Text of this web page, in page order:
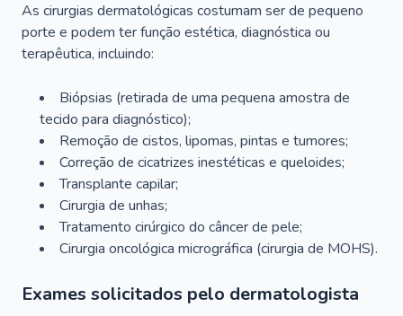
As cirurgias dermatológicas costumam ser de pequeno
porte e podem ter função estética, diagnóstica ou
terapêutica, incluindo:
Biópsias (retirada de uma pequena amostra de
tecido para diagnóstico);
Remoção de cistos, lipomas, pintas e tumores;
Correção de cicatrizes inestéticas e queloides;
Transplante capilar;
Cirurgia de unhas;
Tratamento cirúrgico do câncer de pele;
Cirurgia oncológica micrográfica (cirurgia de MOHS).
Exames solicitados pelo dermatologista